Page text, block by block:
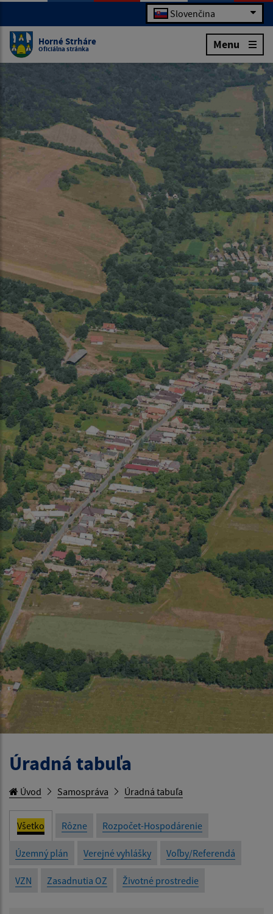
Slovenčina
Horné Strháre
Oficiálna stránka Menu
Úradná tabuľa
Úvod Samospráva Úradná tabuľa
Všetko Rôzne Rozpočet-Hospodárenie
Územný plán Verejné vyhlášky Voľby/Referendá
VZN Zasadnutia OZ Životné prostredie